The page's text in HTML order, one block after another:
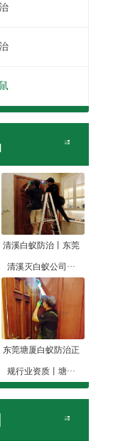
清溪白蚁防治丨东莞
清溪灭白蚁公司···
东莞塘厦白蚁防治正
规行业资质丨塘···